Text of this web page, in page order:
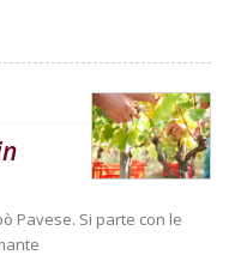
Pavese. Si parte con le